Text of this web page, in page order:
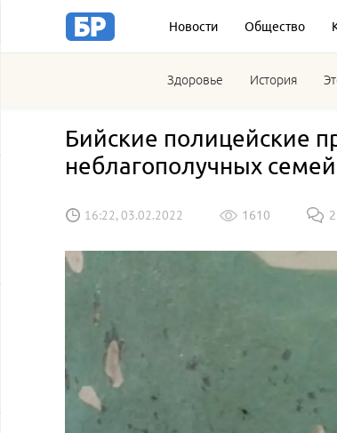
Новости Общество
Здоровье История
Бийские полицейские
неблагополучных семей
16:22, 03.02.2022 1610 2